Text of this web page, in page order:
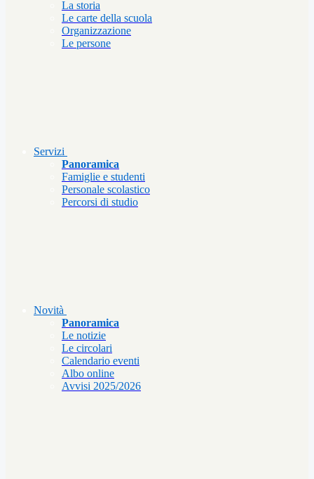
La storia
Le carte della scuola
Organizzazione
Le persone
Servizi
Panoramica
Famiglie e studenti
Personale scolastico
Percorsi di studio
Novità
Panoramica
Le notizie
Le circolari
Calendario eventi
Albo online
Avvisi 2025/2026